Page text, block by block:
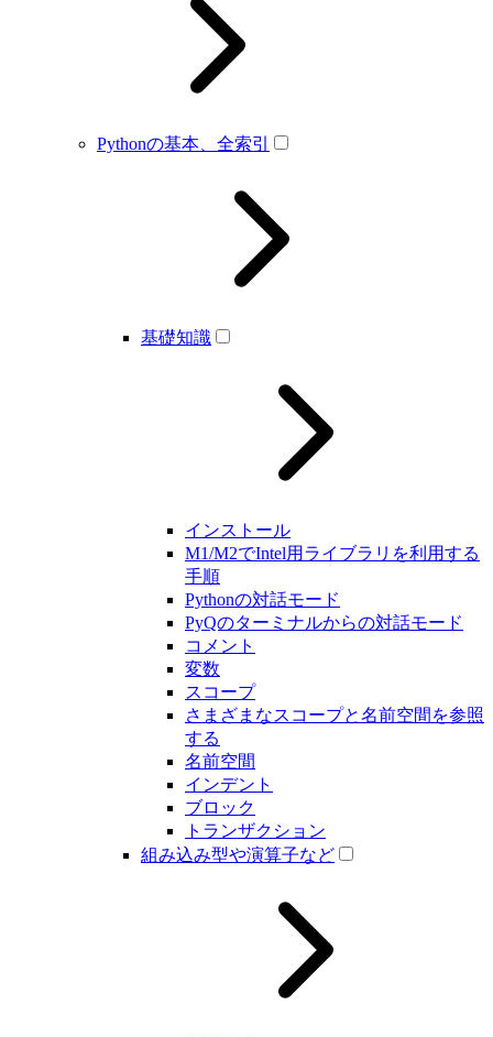
Pythonの基本、全索引
基礎知識
インストール
M1/M2でIntel用ライブラリを利用する
手順
Pythonの対話モード
PyQのターミナルからの対話モード
コメント
変数
スコープ
さまざまなスコープと名前空間を参照
する
名前空間
インデント
ブロック
トランザクション
組み込み型や演算子など